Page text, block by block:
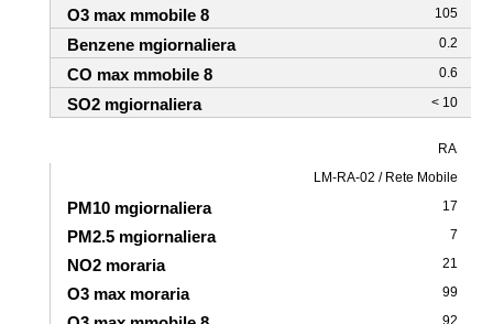
105
0.2
0.6
< 10
RA
LM-RA-02 / Rete Mobile
17
7
21
99